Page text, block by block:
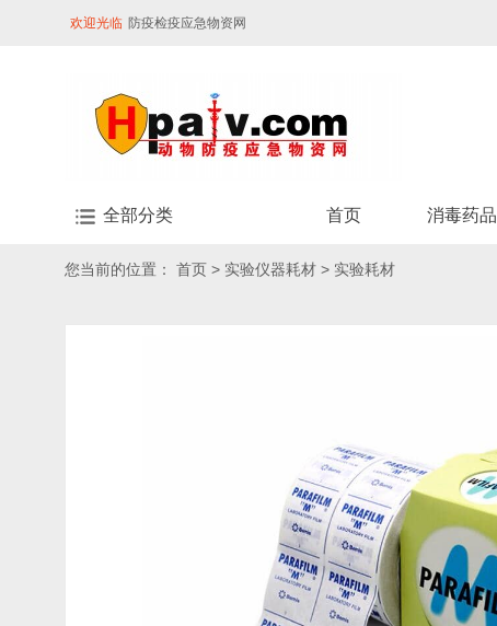
欢迎光临 防疫检疫应急物资网
全部分类 首页 消毒药品
您当前的位置： 首页 > 实验仪器耗材 > 实验耗材